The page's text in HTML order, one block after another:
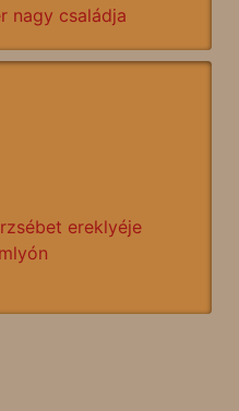
nagy családja
ereklyéje